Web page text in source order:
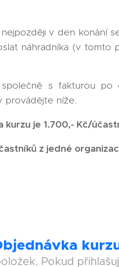
v den konání
náhradníka (v tomto
s fakturou po
provádějte níže.
kurzu je 1.700,- Kč/
z jedné
Pokud